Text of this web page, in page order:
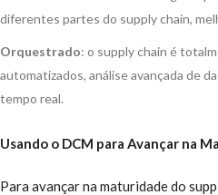
diferentes partes do supply chain,
Orquestrado: o supply chain é
automatizados, análise avançada de
tempo real.
Usando o DCM para Avançar na
Para avançar na maturidade do